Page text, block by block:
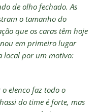
de olho fechado. As
o tamanho do
que os caras têm hoje
em primeiro lugar
local por um motivo:
o elenco faz todo o
do time é forte, mas